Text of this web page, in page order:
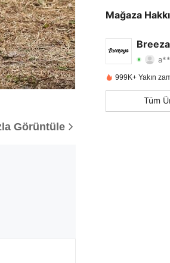
Görüntüle
Mağaza
4,78
4,78
999K+ Yakın
Tüm